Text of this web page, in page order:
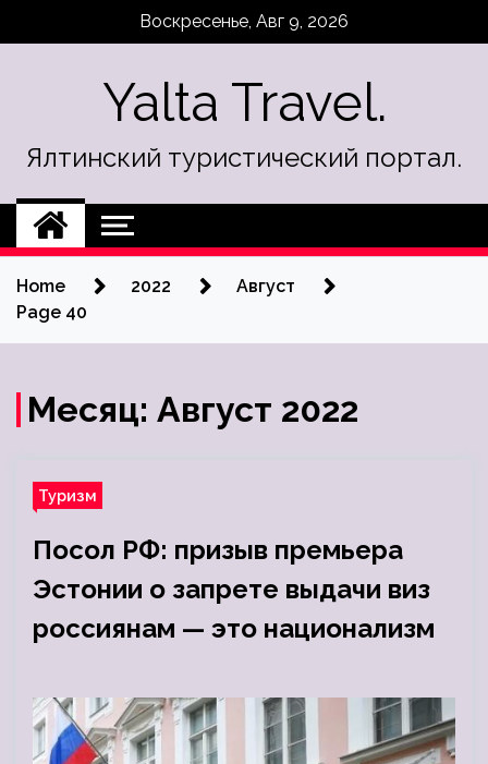
Воскресенье, Авг 9, 2026
Yalta Travel.
Ялтинский туристический портал.
Home 2022
Август
Page 40
Месяц: Август 2022
Туризм
Посол РФ: призыв премьера
Эстонии о запрете выдачи виз
россиянам — это национализм